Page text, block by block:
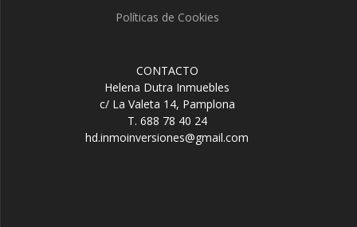
Políticas de Cookies
CONTACTO
Helena Dutra Inmuebles
c/ La Valeta 14, Pamplona
T. 688 78 40 24
hd.inmoinversiones@gmail.com